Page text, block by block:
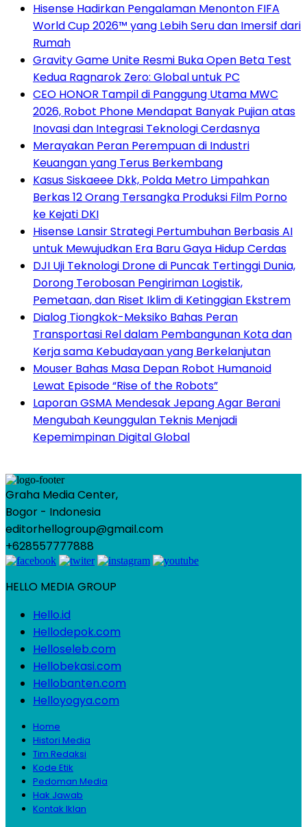
Hisense Hadirkan Pengalaman Menonton FIFA
World Cup 2026™ yang Lebih Seru dan Imersif dari
Rumah
Gravity Game Unite Resmi Buka Open Beta Test
Kedua Ragnarok Zero: Global untuk PC
CEO HONOR Tampil di Panggung Utama MWC
2026, Robot Phone Mendapat Banyak Pujian atas
Inovasi dan Integrasi Teknologi Cerdasnya
Merayakan Peran Perempuan di Industri
Keuangan yang Terus Berkembang
Kasus Siskaeee Dkk, Polda Metro Limpahkan
Berkas 12 Orang Tersangka Produksi Film Porno
ke Kejati DKI
Hisense Lansir Strategi Pertumbuhan Berbasis AI
untuk Mewujudkan Era Baru Gaya Hidup Cerdas
DJI Uji Teknologi Drone di Puncak Tertinggi Dunia,
Dorong Terobosan Pengiriman Logistik,
Pemetaan, dan Riset Iklim di Ketinggian Ekstrem
Dialog Tiongkok-Meksiko Bahas Peran
Transportasi Rel dalam Pembangunan Kota dan
Kerja sama Kebudayaan yang Berkelanjutan
Mouser Bahas Masa Depan Robot Humanoid
Lewat Episode “Rise of the Robots”
Laporan GSMA Mendesak Jepang Agar Berani
Mengubah Keunggulan Teknis Menjadi
Kepemimpinan Digital Global
Graha Media Center,
Bogor - Indonesia
editorhellogroup@gmail.com
+628557777888
HELLO MEDIA GROUP
Hello.id
Hellodepok.com
Helloseleb.com
Hellobekasi.com
Hellobanten.com
Helloyogya.com
Home
Histori Media
Tim Redaksi
Kode Etik
Pedoman Media
Hak Jawab
Kontak Iklan